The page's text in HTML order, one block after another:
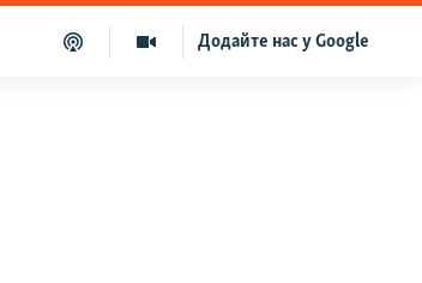
Додайте нас у Google